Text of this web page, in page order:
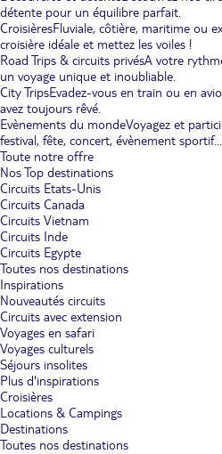
détente pour un équilibre parfait.
CroisièresFluviale, côtière, maritime ou
croisière idéale et mettez les voiles !
Road Trips & circuits privésA votre
un voyage unique et inoubliable.
City TripsEvadez-vous en train ou en
avez toujours rêvé.
Evènements du mondeVoyagez et
festival, fête, concert, évènement sportif...
Toute notre offre
Nos Top destinations
Circuits Etats-Unis
Circuits Canada
Circuits Vietnam
Circuits Inde
Circuits Egypte
Toutes nos destinations
Inspirations
Nouveautés circuits
Circuits avec extension
Voyages en safari
Voyages culturels
Séjours insolites
Plus d'inspirations
Croisières
Locations & Campings
Destinations
Toutes nos destinations